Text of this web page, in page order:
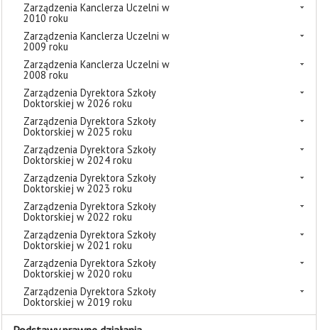
Zarządzenia Kanclerza Uczelni w
2010 roku
Zarządzenia Kanclerza Uczelni w
2009 roku
Zarządzenia Kanclerza Uczelni w
2008 roku
Zarządzenia Dyrektora Szkoły
Doktorskiej w 2026 roku
Zarządzenia Dyrektora Szkoły
Doktorskiej w 2025 roku
Zarządzenia Dyrektora Szkoły
Doktorskiej w 2024 roku
Zarządzenia Dyrektora Szkoły
Doktorskiej w 2023 roku
Zarządzenia Dyrektora Szkoły
Doktorskiej w 2022 roku
Zarządzenia Dyrektora Szkoły
Doktorskiej w 2021 roku
Zarządzenia Dyrektora Szkoły
Doktorskiej w 2020 roku
Zarządzenia Dyrektora Szkoły
Doktorskiej w 2019 roku